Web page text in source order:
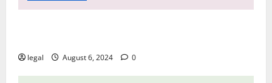
legal August 6, 2024 0